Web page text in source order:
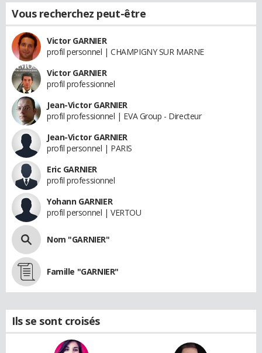
Vous recherchez peut-être
Victor GARNIER
profil personnel | CHAMPIGNY SUR MARNE
Victor GARNIER
profil professionnel
Jean-Victor GARNIER
profil professionnel | EVA Group - Directeur
Jean-Victor GARNIER
profil personnel | PARIS
Eric GARNIER
profil professionnel
Yohann GARNIER
profil personnel | VERTOU
Nom "GARNIER"
Famille "GARNIER"
Ils se sont croisés